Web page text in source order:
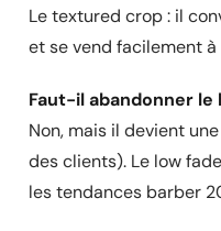
Le textured crop : il
et se vend facilement
Faut-il abandonner le
Non, mais il devient
des clients). Le low
les tendances barber